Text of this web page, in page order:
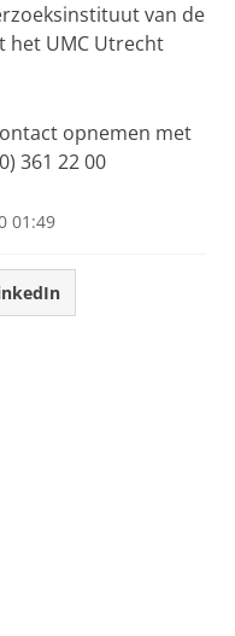
van de
het UMC Utrecht
opnemen met
361 22 00
01:49